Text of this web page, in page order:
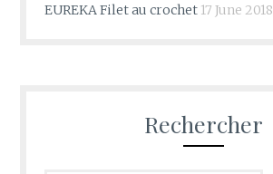
EUREKA Filet au crochet 17 June 2018
Rechercher